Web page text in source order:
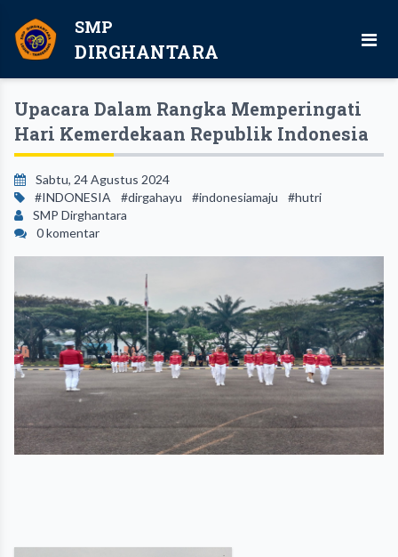
SMP
DIRGHANTARA
Upacara Dalam Rangka Memperingati
Hari Kemerdekaan Republik Indonesia
Sabtu, 24 Agustus 2024
#INDONESIA
#dirgahayu #indonesiamaju
#hutri
SMP Dirghantara
0 komentar